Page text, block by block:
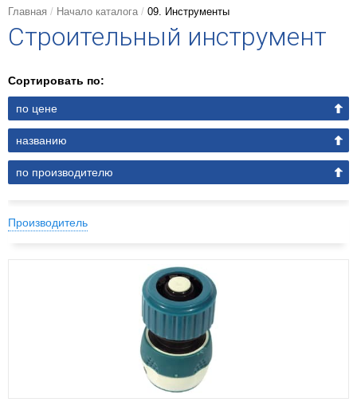
Главная Начало каталога 09. Инструменты
Строительный инструмент
Сортировать по:
по цене
названию
по производителю
Производитель